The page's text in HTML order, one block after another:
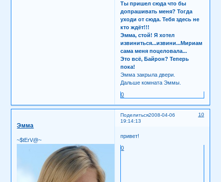
Ты пришел сюда что бы
допрашивать меня? Тогда
уходи от сюда. Тебя здесь не
кто ждёт!!!
Эмма, стой! Я хотел
извиниться...извини...Мириам
сама меня поцеловала...
Это всё, Байрон? Теперь
пока!
Эмма закрыла двери.
Дальше комната Эммы.
0
Поделиться 10
2008-04-06
19:14:13
Эмма
~$tErV@~
привет!
0